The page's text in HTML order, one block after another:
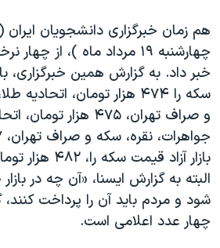
هم زمان خبرگزاری دانشجویان ایران
چهارشنبه ۱۹ مرداد ماه )،
خبر داد. به گزارش همین خبرگزاری،
سکه را ۴۷۴ هزار تومان،
و صراف تهران، ۴۷۵ هزار
بازار آزاد قیمت
البته به گزارش ایسنا، «آن چه در
شود و مردم باید آن را پرداخت
چهار عدد اعلامی است.